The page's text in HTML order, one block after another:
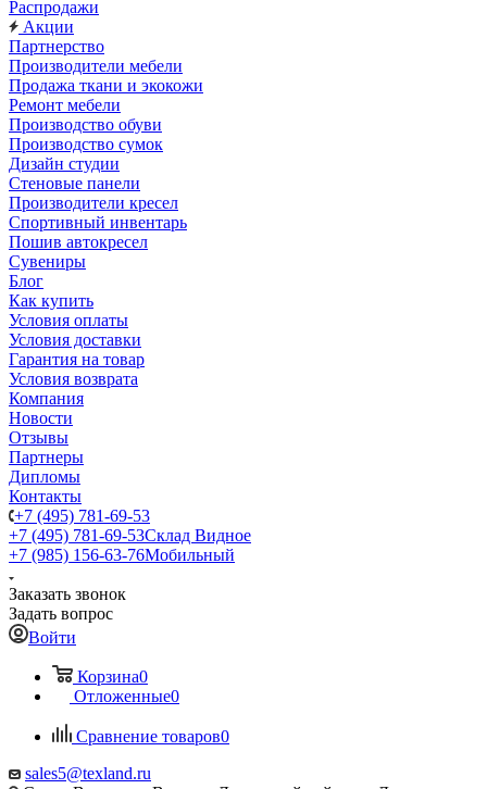
Распродажи
Акции
Партнерство
Производители мебели
Продажа ткани и экокожи
Ремонт мебели
Производство обуви
Производство сумок
Дизайн студии
Стеновые панели
Производители кресел
Спортивный инвентарь
Пошив автокресел
Сувениры
Блог
Как купить
Условия оплаты
Условия доставки
Гарантия на товар
Условия возврата
Компания
Новости
Отзывы
Партнеры
Дипломы
Контакты
+7 (495) 781-69-53
+7 (495) 781-69-53Склад Видное
+7 (985) 156-63-76Мобильный
Заказать звонок
Задать вопрос
Войти
Корзина0
Отложенные0
Сравнение товаров0
sales5@texland.ru